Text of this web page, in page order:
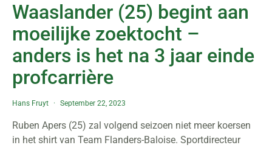
Waaslander (25) begint aan
moeilijke zoektocht –
anders is het na 3 jaar einde
profcarrière
Hans Fruyt September 22, 2023
Ruben Apers (25) zal volgend seizoen niet meer koersen
in het shirt van Team Flanders-Baloise. Sportdirecteur